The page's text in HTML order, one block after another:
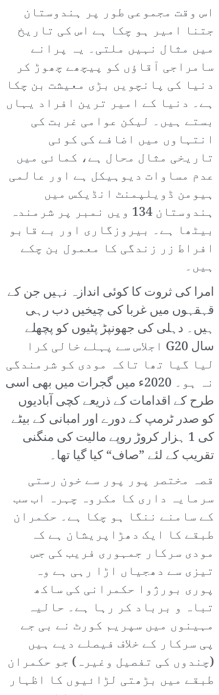
اس وقت مجموعی طور پر ہندوستان
جتنا امیر ہو چکا ہے اس کی تاریخ
میں مثال نہیں ملتی۔ یہ پرانے
سامراجی آقاؤں کو پیچھے چھوڑ کر
دنیا کی پانچویں بڑی معیشت بن چکا
ہے۔ دنیا کے امیر ترین افراد یہاں
بستے ہیں۔ لیکن عوامی غربت کی
انتہاوں میں اضافے کی کوئی
تاریخی مثال محال ہے، کمائی میں
عدم مساوات دیوہیکل ہے اور عالمی
ہیومن ڈویلپمنٹ انڈیکس میں
ہندوستان 134 ویں نمبر پر شرمندہ
بیٹھا ہے۔ بیروزگاری اور بے قابو
افراط زر زندگی کا معمول بن چکے
ہیں۔
امرا کی ثروت کا کوئی اندازہ نہیں جن کے
قہقہوں میں غربا کی چیخیں دب رہی
ہیں۔ دہلی کی جھونپڑ پٹیوں کو پچھلے
سال G20 اجلاس سے پہلے خالی کرا
لیا گیا تھا تاکہ مودی کو شرمندگی
نہ ہو۔ 2020ء میں گجرات میں بھی اسی
طرح کے اقدامات کے ذریعے کچی آبادیوں
کو صدر ٹرمپ کے دورے اور امبانی کے بیٹے
کی 1 ہزار کروڑ روپے مالیت کی منگنی
تقریب کے لئے ”صاف“ کیا گیا تھا۔
قصہ مختصر پور پور سے خون رستی
سرمایہ داری کا مکروہ چہرہ اب سب
کے سامنے ننگا ہو چکا ہے۔ حکمران
طبقے کا ایک دھڑاپریشان ہے کہ
مودی سرکار جمہوری فریب کی جس
تیزی سے دھجیاں اڑا رہی ہے وہ
پوری بورژوا حکمرانی کی ساکھ
تباہ و برباد کر رہا ہے۔ حالیہ
مہینوں میں سپریم کورٹ نے بی جے
پی سرکار کے خلاف فیصلے دیے ہیں
(چندوں کی تفصیل وغیرہ) جو حکمران
طبقے میں بڑھتی لڑائیوں کا اظہار